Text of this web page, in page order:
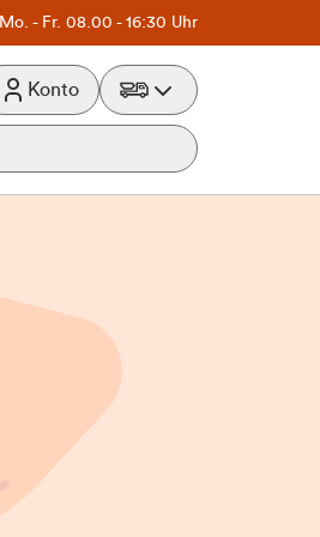
Mo. - Fr. 08.00 - 16:30 Uhr
Konto